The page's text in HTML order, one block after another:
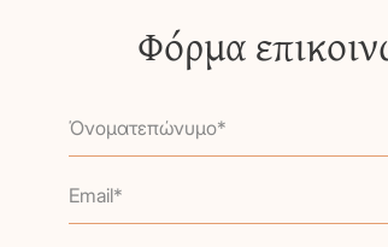
Φόρμα
Όνοματεπώνυμο*
Email*